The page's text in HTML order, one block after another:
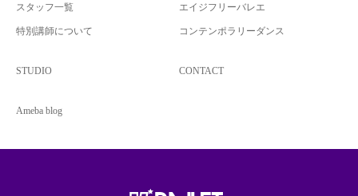
スタッフ一覧
特別講師について
エイジフリーバレエ
コンテンポラリーダンス
STUDIO CONTACT
Ameba blog